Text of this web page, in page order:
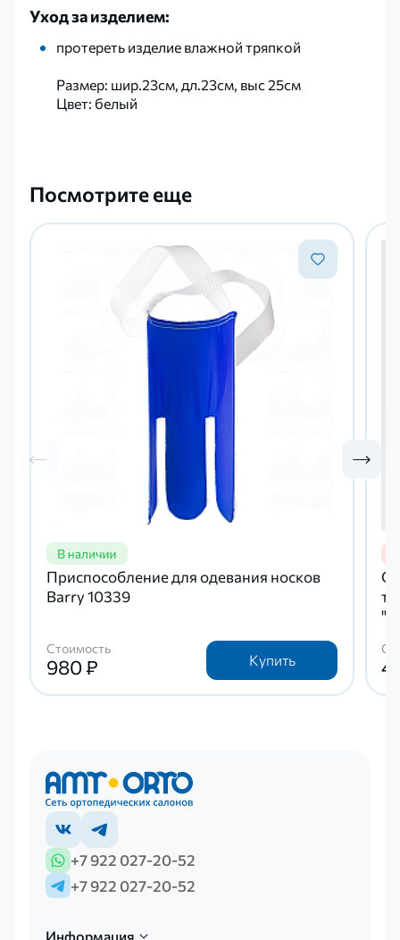
Уход за изделием:
протереть изделие влажной тряпкой
Размер: шир.23см, дл.23см, выс 25см
Цвет: белый
Посмотрите еще
Приспособление для одевания носков
Barry 10339
Стоимость
980 ₽ Купить
+7 922 027-20-52
+7 922 027-20-52
Информация